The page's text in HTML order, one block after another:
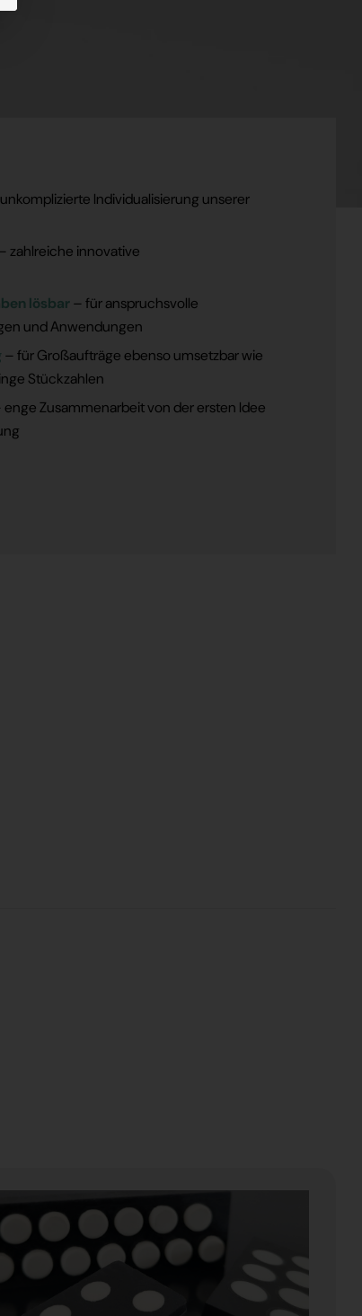
Individualisierung unserer
zahlreiche innovative
lösbar– für anspruchsvolle
und Anwendungen
– für Großaufträge ebenso umsetzbar wie
Stückzahlen
enge Zusammenarbeit von der ersten Idee